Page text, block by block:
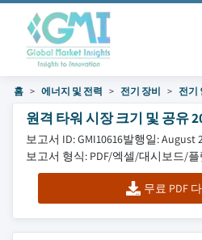
홈 에너지 및 전력 전기 장비 전기
원격 타워 시장 크기 및 공유
보고서 ID: GMI10616발행일: August
보고서 형식: PDF/엑셀/대시보드/
무료 PDF